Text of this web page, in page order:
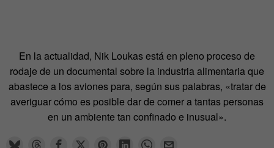
En la actualidad, Nik Loukas está en pleno proceso de
rodaje de un documental sobre la industria alimentaria que
abastece a los aviones para, según sus palabras, «tratar de
averiguar cómo es posible dar de comer a tantas personas
en un ambiente tan confinado e inusual».